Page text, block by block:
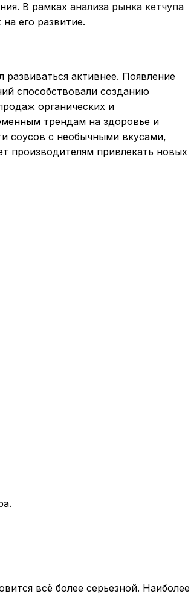
В рамках анализа рынка кетчупа
его развитие.
активнее. Появление
способствовали созданию
органических и
трендам на здоровье и
соусов с необычными вкусами,
производителям привлекать новых
всё более серьезной. Наиболее